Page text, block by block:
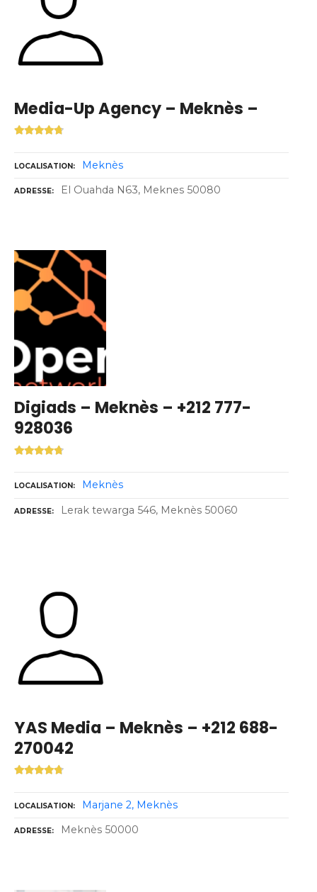
Media-Up Agency – Meknès –
LOCALISATION Meknès
ADRESSE El Ouahda N63, Meknes 50080
Digiads – Meknès – +212 777-
928036
LOCALISATION Meknès
ADRESSE Lerak tewarga 546, Meknès 50060
YAS Media – Meknès – +212 688-
270042
LOCALISATION Marjane 2 Meknès
ADRESSE Meknès 50000